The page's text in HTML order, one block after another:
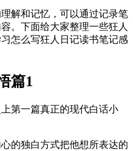
解和记忆，可以通过记录笔
。下面给大家整理一些狂人
怎么写狂人日记读书笔记感
篇1
第一篇真正的现代白话小
的独白方式把他想所表达的